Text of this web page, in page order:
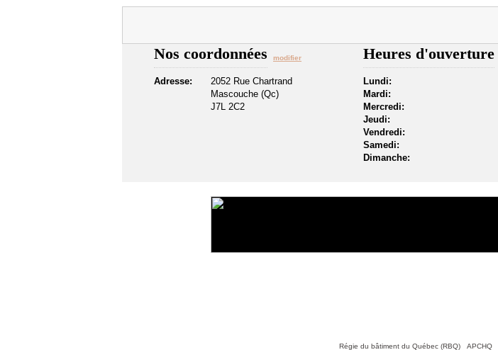
Nos coordonnées modifier
Adresse:
2052 Rue Chartrand
Mascouche (Qc)
J7L 2C2
Heures d'ouverture
Lundi:
Mardi:
Mercredi:
Jeudi:
Vendredi:
Samedi:
Dimanche:
Régie du bâtiment du Québec (RBQ) APCHQ